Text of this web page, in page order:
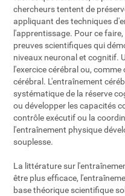
chercheurs tentent de
appliquant des techniques
l'apprentissage. Pour ce
preuves scientifiques qui
niveaux neuronal et cognitif.
l'exercice cérébral ou,
cérébral. L'entraînement
systématique de la réserve
ou développer les capacités
contrôle exécutif ou la
l'entraînement physique
souplesse.
La littérature sur
être plus efficace,
base théorique scientifique